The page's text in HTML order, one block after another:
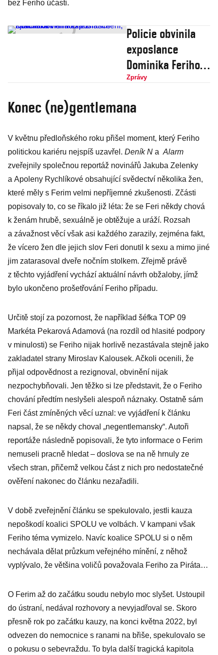
bez Feriho účasti.
Policie obvinila
exposlance
Dominika Feriho
ze znásilnění,
dítěti
Zprávy
Konec (ne)gentlemana
V květnu předloňského roku přišel moment, který Feriho
politickou kariéru nejspíš uzavřel. Deník N a Alarm
zveřejnily společnou reportáž novinářů Jakuba Zelenky
a Apoleny Rychlíkové obsahující svědectví několika žen,
které měly s Ferim velmi nepříjemné zkušenosti. Zčásti
popisovaly to, co se říkalo již léta: že se Feri někdy chová
k ženám hrubě, sexuálně je obtěžuje a uráží. Rozsah
a závažnost věcí však asi každého zarazily, zejména fakt,
že vícero žen dle jejich slov Feri donutil k sexu a mimo jiné
jim zatarasoval dveře nočním stolkem. Zřejmě právě
z těchto vyjádření vychází aktuální návrh obžaloby, jímž
bylo ukončeno prošetřování Feriho případu.
Určitě stojí za pozornost, že například šéfka TOP 09
Markéta Pekarová Adamová (na rozdíl od hlasité podpory
v minulosti) se Feriho nijak horlivě nezastávala stejně jako
zakladatel strany Miroslav Kalousek. Ačkoli ocenili, že
přijal odpovědnost a rezignoval, obvinění nijak
nezpochybňovali. Jen těžko si lze představit, že o Feriho
chování předtím neslyšeli alespoň náznaky. Ostatně sám
Feri část zmíněných věcí uznal: ve vyjádření k článku
napsal, že se někdy choval „negentlemansky“. Autoři
reportáže následně popisovali, že tyto informace o Ferim
nemuseli pracně hledat – doslova se na ně hrnuly ze
všech stran, přičemž velkou část z nich pro nedostatečné
ověření nakonec do článku nezařadili.
V době zveřejnění článku se spekulovalo, jestli kauza
nepoškodí koalici SPOLU ve volbách. V kampani však
Feriho téma vymizelo. Navíc koalice SPOLU si o něm
nechávala dělat průzkum veřejného mínění, z něhož
vyplývalo, že většina voličů považovala Feriho za Piráta…
O Ferim až do začátku soudu nebylo moc slyšet. Ustoupil
do ústraní, nedával rozhovory a nevyjadřoval se. Skoro
přesně rok po začátku kauzy, na konci května 2022, byl
odvezen do nemocnice s ranami na břiše, spekulovalo se
o pokusu o sebevraždu. To byla další tragická kapitola